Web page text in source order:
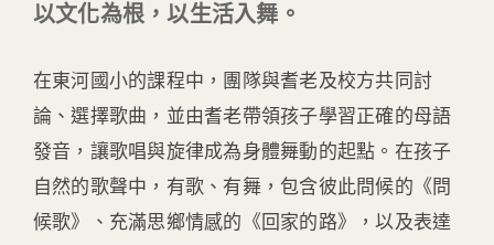
以文化為根，以生活入舞。
在東河國小的課程中，團隊與耆老及校方共同討
論、選擇歌曲，並由耆老帶領孩子學習正確的母語
發音，讓歌唱與旋律成為身體舞動的起點。在孩子
自然的歌聲中，有歌、有舞，包含彼此問候的《問
候歌》、充滿思鄉情感的《回家的路》，以及表達